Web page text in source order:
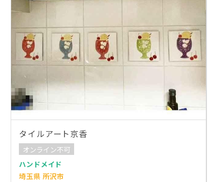
タイルアート京香
オンライン不可
ハンドメイド
埼玉県 所沢市